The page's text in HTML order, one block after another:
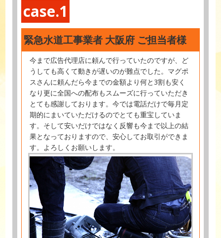
case.1
緊急水道工事業者 大阪府 ご担当者様
今まで広告代理店に頼んで行っていたのですが、ど
うしても高くて動きが遅いのが難点でした。マグポ
スさんに頼んだら今までの金額より何と3割も安く
なり更に全国への配布もスムーズに行っていただき
とても感謝しております。今では電話だけで毎月定
期的にまいていただけるのでとても重宝していま
す。そして安いだけではなく反響も今まで以上の結
果となっておりますので、安心してお取引ができま
す。よろしくお願いします。